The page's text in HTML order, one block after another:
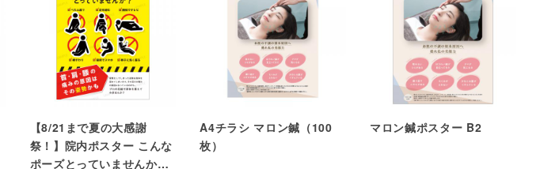
【8/21まで夏の大感謝
祭！】院内ポスター こんな
ポーズとっていませんか？
A4チラシ マロン鍼（100
枚）
マロン鍼ポスター B2